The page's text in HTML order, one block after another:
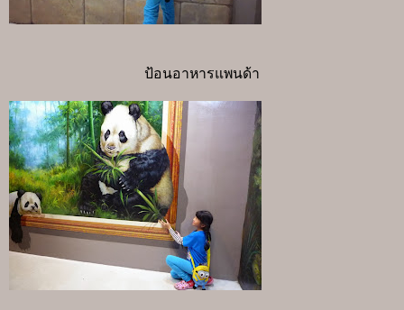
ป้อนอาหารแพนด้า